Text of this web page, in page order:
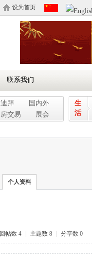
设为首页
联系我们
迪拜
国内外
房交易
展会
生
活
个人资料
回帖数 4 主题数 8 分享数 0